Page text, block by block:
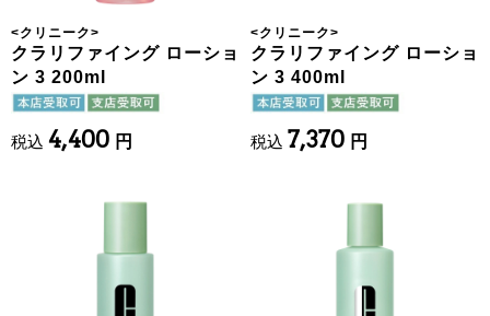
<クリニーク>
クラリファイング ローショ
ン 3 200ml
税込 4,400 円
<クリニーク>
クラリファイング ローショ
ン 3 400ml
税込 7,370 円